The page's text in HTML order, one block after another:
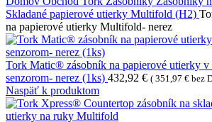
Skladané papierové utierky Multifold (H2)
na papierové utierky Multifold- nerez
Tork Matic® zásobník na papierové utierky
senzorom- nerez (1ks) 432,92 € ( 351,97 € bez
Naspäť k produktom